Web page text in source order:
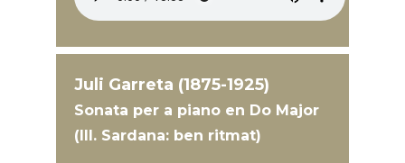
Juli Garreta (1875-1925)
Sonata per a piano en Do Major
(III. Sardana: ben ritmat)